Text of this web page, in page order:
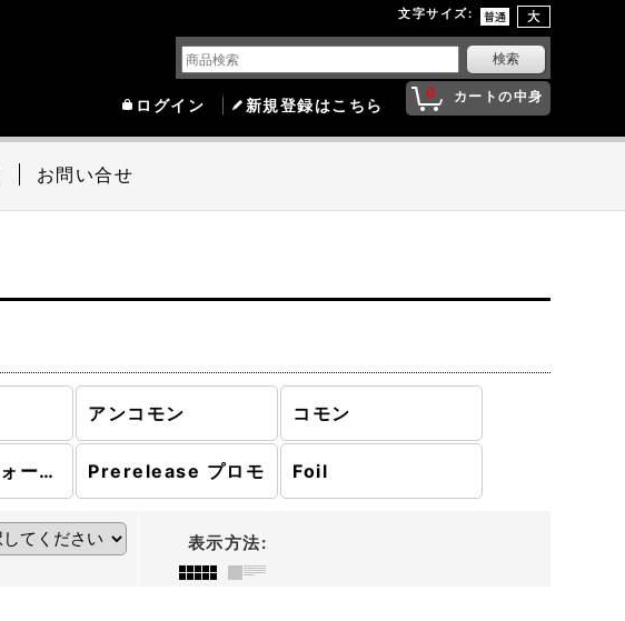
文字サイズ:
0 カートの中身
ログイン 新規登録はこちら
お問い合せ
アンコモン コモン
プレインズウォーカーデッキ Prerelease プロモ Foil
表示方法: